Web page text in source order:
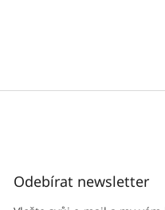
Odebírat newsletter